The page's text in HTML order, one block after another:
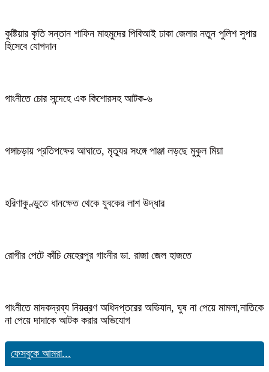
কুষ্টিয়ার কৃতি সন্তান শাফিন মাহমুদের পিবিআই ঢাকা জেলার নতুন পুলিশ সুপার
হিসেবে যোগদান
গাংনীতে চোর সন্দেহে এক কিশোরসহ আটক-৬
গঙ্গাচড়ায় প্রতিপক্ষের আঘাতে, মৃত্যুর সংঙ্গে পাঞ্জা লড়ছে মুকুল মিয়া
হরিণাকুণ্ডুতে ধানক্ষেত থেকে যুবকের লাশ উদ্ধার
রোগীর পেটে কাঁচি মেহেরপুর গাংনীর ডা. রাজা জেল হাজতে
গাংনীতে মাদকদ্রব্য নিয়ন্ত্রণ অধিদপ্তরের অভিযান, ঘুষ না পেয়ে মামলা,নাতিকে
না পেয়ে দাদাকে আটক করার অভিযোগ
ফেসবুকে আমরা...